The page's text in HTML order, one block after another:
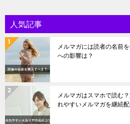
人気記事
メルマガには読者の名前
への影響は？
メルマガはスマホで読む
れやすいメルマガを継続